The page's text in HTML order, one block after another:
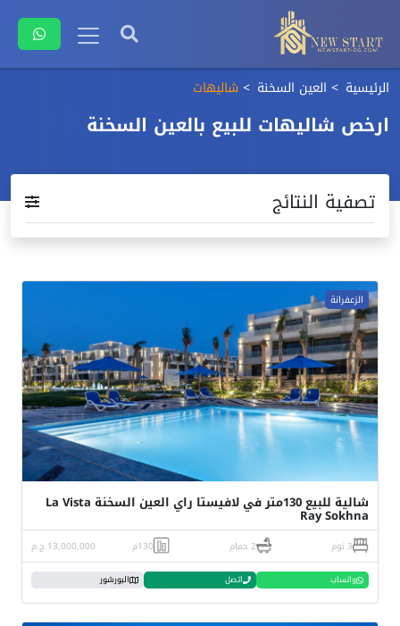
الرئيسية العين السخنة شاليهات
ارخص شاليهات للبيع بالعين السخنة
تصفية النتائج
الزعفرانة
شالية للبيع 130متر في لافيستا راي العين السخنة La Vista
Ray Sokhna
3 نوم 2 حمام 130م 13,000,000 ج.م
واتساب اتصل البورشور